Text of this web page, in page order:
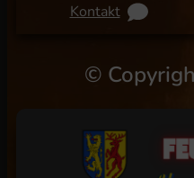
Kontakt
©